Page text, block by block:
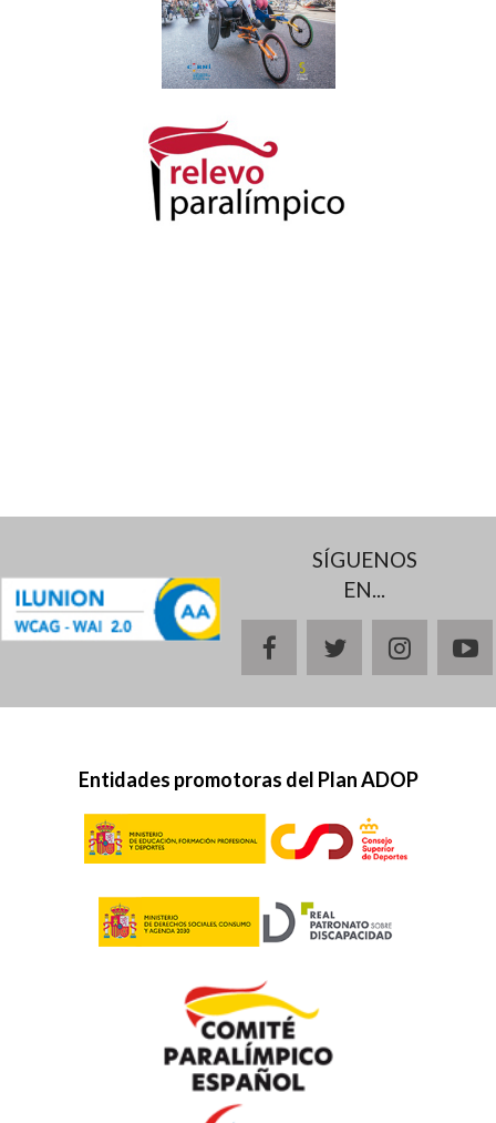
SÍGUENOS
EN...
facebooktwitter
Entidades promotoras del Plan ADOP